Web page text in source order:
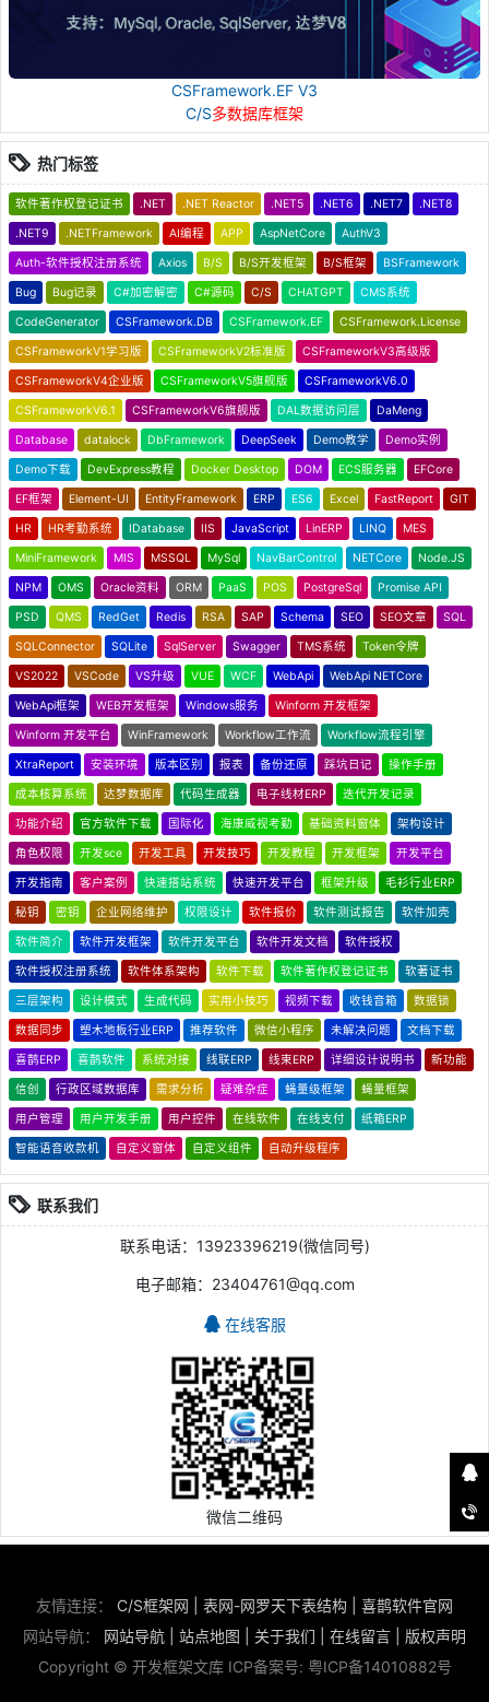
CSFramework.EF V3
C/S多数据库框架
热门标签
软件著作权登记证书 .NET .NET Reactor .NET5 .NET6 .NET7 .NET8
.NET9 .NETFramework AI编程 APP AspNetCore AuthV3
Auth-软件授权注册系统 Axios B/S B/S开发框架 B/S框架 BSFramework
Bug Bug记录 C#加密解密 C#源码 C/S CHATGPT CMS系统
CodeGenerator CSFramework.DB CSFramework.EF CSFramework.License
CSFrameworkV1学习版 CSFrameworkV2标准版 CSFrameworkV3高级版
CSFrameworkV4企业版 CSFrameworkV5旗舰版 CSFrameworkV6.0
CSFrameworkV6.1 CSFrameworkV6旗舰版 DAL数据访问层 DaMeng
Database datalock DbFramework DeepSeek Demo教学 Demo实例
Demo下载 DevExpress教程 Docker Desktop DOM ECS服务器 EFCore
EF框架 Element-UI EntityFramework ERP ES6 Excel FastReport GIT
HR HR考勤系统 IDatabase IIS JavaScript LinERP LINQ MES
MiniFramework MIS MSSQL MySql NavBarControl NETCore Node.JS
NPM OMS Oracle资料 ORM PaaS POS PostgreSql Promise API
PSD QMS RedGet Redis RSA SAP Schema SEO SEO文章 SQL
SQLConnector SQLite SqlServer Swagger TMS系统 Token令牌
VS2022 VSCode VS升级 VUE WCF WebApi WebApi NETCore
WebApi框架 WEB开发框架 Windows服务 Winform 开发框架
Winform 开发平台 WinFramework Workflow工作流 Workflow流程引擎
XtraReport 安装环境 版本区别 报表 备份还原 踩坑日记 操作手册
成本核算系统 达梦数据库 代码生成器 电子线材ERP 迭代开发记录
功能介绍 官方软件下载 国际化 海康威视考勤 基础资料窗体 架构设计
角色权限 开发sce 开发工具 开发技巧 开发教程 开发框架 开发平台
开发指南 客户案例 快速搭站系统 快速开发平台 框架升级 毛衫行业ERP
秘钥 密钥 企业网络维护 权限设计 软件报价 软件测试报告 软件加壳
软件简介 软件开发框架 软件开发平台 软件开发文档 软件授权
软件授权注册系统 软件体系架构 软件下载 软件著作权登记证书 软著证书
三层架构 设计模式 生成代码 实用小技巧 视频下载 收钱音箱 数据锁
数据同步 塑木地板行业ERP 推荐软件 微信小程序 未解决问题 文档下载
喜鹊ERP 喜鹊软件 系统对接 线联ERP 线束ERP 详细设计说明书 新功能
信创 行政区域数据库 需求分析 疑难杂症 蝇量级框架 蝇量框架
用户管理 用户开发手册 用户控件 在线软件 在线支付 纸箱ERP
智能语音收款机 自定义窗体 自定义组件 自动升级程序
联系我们
联系电话：13923396219(微信同号)
电子邮箱：23404761@qq.com
在线客服
微信二维码
友情连接： C/S框架网 表网-网罗天下表结构
喜鹊软件官网
网站导航： 网站导航 站点地图 关于我们 在线留言
版权声明
Copyright © 开发框架文库 ICP备案号: 粤ICP备14010882号